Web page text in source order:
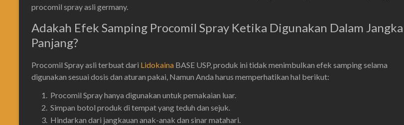
procomil spray asli germany.
Adakah Efek Samping Procomil Spray Ketika Digunakan Dalam Jangka
Panjang?
Procomil Spray asli terbuat dari Lidokaina BASE USP, produk ini tidak menimbulkan efek samping selama
digunakan sesuai dosis dan aturan pakai, Namun Anda harus memperhatikan hal berikut:
Procomil Spray hanya digunakan untuk pemakaian luar.
Simpan botol produk di tempat yang teduh dan sejuk.
Hindarkan dari jangkauan anak-anak dan sinar matahari.